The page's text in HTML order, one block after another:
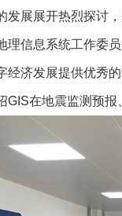
展展开热烈探讨
理信息系统工作委
济发展提供优秀
在地震监测预